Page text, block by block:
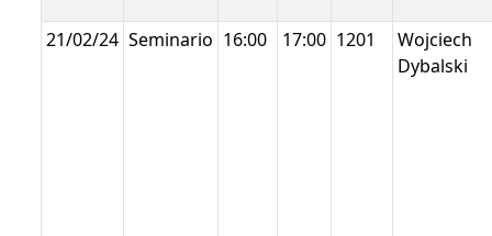
21/02/24 Seminario 16:00 17:00 1201
Wojciech
Dybalski